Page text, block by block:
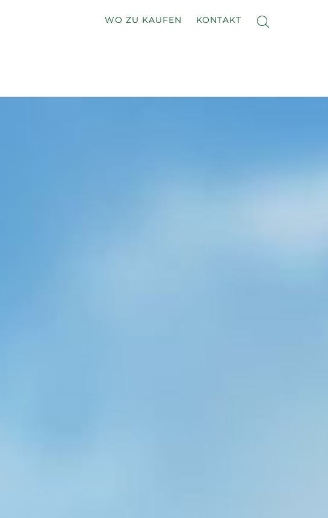
WO ZU KAUFEN KONTAKT